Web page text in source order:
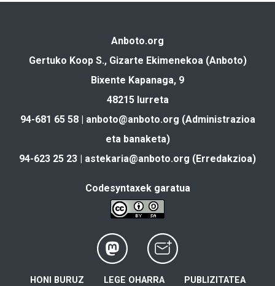
Anboto.org
Gertuko Koop S., Gizarte Ekimenekoa (Anboto)
Bixente Kapanaga, 9
48215 Iurreta
94-681 65 58 | anboto@anboto.org (Administrazioa
eta banaketa)
94-623 25 23 | astekaria@anboto.org (Erredakzioa)
Codesyntaxek garatua
HONI BURUZ LEGE OHARRA PUBLIZITATEA